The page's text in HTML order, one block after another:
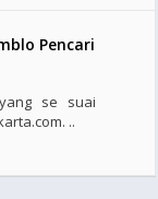
Pencari
se suai
..